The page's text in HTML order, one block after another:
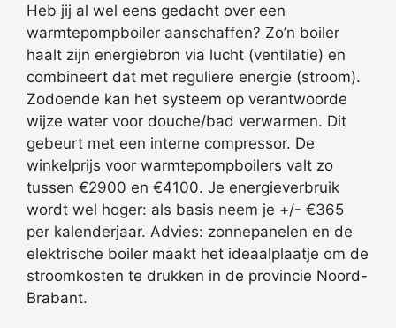
Heb jij al wel eens gedacht over een
warmtepompboiler aanschaffen? Zo’n boiler
haalt zijn energiebron via lucht (ventilatie) en
combineert dat met reguliere energie (stroom).
Zodoende kan het systeem op verantwoorde
wijze water voor douche/bad verwarmen. Dit
gebeurt met een interne compressor. De
winkelprijs voor warmtepompboilers valt zo
tussen €2900 en €4100. Je energieverbruik
wordt wel hoger: als basis neem je +/- €365
per kalenderjaar. Advies: zonnepanelen en de
elektrische boiler maakt het ideaalplaatje om de
stroomkosten te drukken in de provincie Noord-
Brabant.